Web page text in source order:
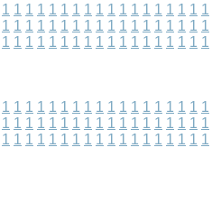
1 1 1 1 1 1 1 1 1 1 1 1 1 1 1 1 1 1
1 1 1 1 1 1 1 1 1 1 1 1 1 1 1 1 1 1
1 1 1 1 1 1 1 1 1 1 1 1 1 1 1 1 1 1
1 1 1 1 1 1 1 1 1 1 1 1 1 1 1 1 1 1
1 1 1 1 1 1 1 1 1 1 1 1 1 1 1 1 1 1
1 1 1 1 1 1 1 1 1 1 1 1 1 1 1 1 1 1